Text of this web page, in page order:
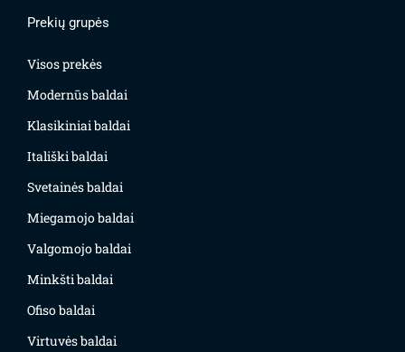
Prekių grupės
Visos prekės
Modernūs baldai
Klasikiniai baldai
Itališki baldai
Svetainės baldai
Miegamojo baldai
Valgomojo baldai
Minkšti baldai
Ofiso baldai
Virtuvės baldai